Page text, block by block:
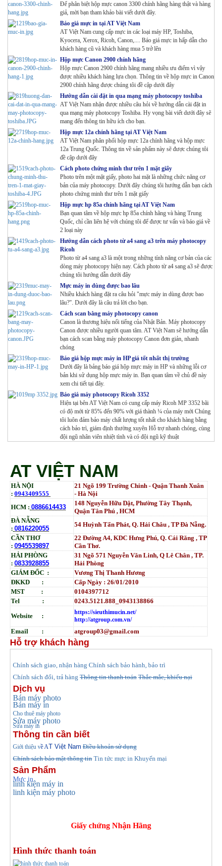
Để phân biệt hộp mực canon 3300 chính hãng hàng thật và hàng
giả, mời bạn tham khảo bài viết dưới đây.
Báo giá mực in tại AT Việt Nam
AT Việt Nam cung cấp mực in các loại máy HP, Toshiba,
Kyocera, Xerox, Ricoh, Canon,.... Báo giá mực in hấp dẫn cho
khách hàng cũ và khách hàng mua 5 trở lên
Hộp mực Canon 2900 chính hãng
Hộp mực Canon 2900 chính hãng mang nhiều ưu điểm vì vậy
được nhiều khách hàng lựa chọn. Thông tin về hộp mực in Canon
2900 chính hãng được chúng tôi đề cập dưới đây
Hướng dẫn cài đặt in qua mạng máy photocopy toshiba
AT Việt Nam nhận được nhiều câu hỏi về hướng dẫn cài đặt in
qua mạng máy photocopy Toshiba. Hy vọng bài viết dưới đây sẽ
mang đến thông tin hữu ích cho bạn.
Hộp mực 12a chính hãng tại AT Việt Nam
AT Việt Nam phân phối hộp mực 12a chính hãng và hộp mực
12a Trung Quốc. Thông tin về sản phẩm này sẽ được chúng tôi
đề cập dưới đây
Cách photo chứng minh thư trên 1 mặt giấy
Photo trên một mặt giấy, photo hai mặt là những chức năng cơ
bản của máy photocopy. Dưới đây chúng tôi hướng dẫn bạn cách
photo chứng minh thư trên 1 mặt giấy
Hộp mực hp 85a chính hãng tại AT Việt Nam
Bạn quan tâm về hộp mực hp 85a chính hãng và hàng Trung
Quốc, chỉ cần liên hệ với chúng tôi để được tư vấn và báo giá về
2 loại này
Hướng dẫn cách photo từ a4 sang a3 trên máy photocopy
Ricoh
Photo từ a4 sang a3 là một trong những tính năng cơ bản của các
dòng máy photocopy hiện nay. Cách photo từ a4 sang a3 sẽ được
chúng tôi hướng dẫn dưới đây
Mực máy in dùng được bao lâu
Nhiều khách hàng đặt ra câu hỏi "mực máy in dùng được bao
lâu?". Dưới đây là câu trả lời cho bạn.
Cách scan bằng máy photocopy canon
Canon là thương hiệu nổi tiếng của Nhật Bản. Máy photocopy
Canon được nhiều người quan tâm. AT Việt Nam sẽ hướng dẫn
bạn cách scan bằng máy photocopy Canon đơn giản, nhanh
chóng
Báo giá hộp mực máy in HP giá tốt nhất thị trường
Dưới đây là bảng báo giá hộp mực máy in HP và những lỗi cơ
bản khi sử dụng hộp mực máy in. Bạn quan tâm về chủ đề này
xem chi tiết tại đây.
Báo giá máy photocopy Ricoh 3352
Hiện tại bên AT Việt Nam có cung cấp máy Ricoh MP 3352 bãi
có độ mới từ 85% đến 90% với giá thành ¼ của máy mới Chúng
tôi luôn đảm bảo máy chất lượng tốt nhất cho khách hàng bằng
cách bảo trì, giám định thường xuyên Hỗ trợ nhanh chóng, cùng
đội ngũ nhân viên nhiệt tình và có đội ngũ kỹ thuật
AT VIỆT NAM
HÀ NỘI
: 0943409555
21 Ngõ 199 Trường Chinh - Quận Thanh Xuân
- Hà Nội
HCM : 0886614433
148 Nguyễn Hữu Dật, Phường Tây Thạnh,
Quận Tân Phú , HCM
ĐÀ NẴNG
: 0816220055
54 Huỳnh Tấn Phát, Q. Hải Châu , TP Đà Nẵng.
CẦN THƠ
: 0945539897
22 Đường A4, KDC Hưng Phú, Q. Cái Răng , TP
Cần Thơ.
HẢI PHÒNG
: 0833928855
31 Ngõ 571 Nguyễn Văn Linh, Q Lê Chân , TP.
Hải Phòng
GIÁM ĐỐC :
Vương Thị Thanh Hương
ĐKKD :
Cấp Ngày : 26/01/2010
MST :
0104397712
Tel :
0243.5121.888_0943138866
Website :
https://sieuthimucin.net/
http://atgroup.com.vn/
Email : atgroup03@gmail.com
Hỗ trợ khách hàng
Chính sách giao, nhận hàng Chính sách bảo hành, bảo trì
Chính sách đổi, trả hàng Thông tin thanh toán Thắc mắc, khiếu nại
Dịch vụ
Bán máy photo
Bán máy in
Cho thuê máy photo
Sửa máy photo
Sửa máy in
Thông tin cần biết
Giới thiệu về AT Việt Nam Điều khoản sử dụng
Chính sách bảo mật thông tin Tin tức mực in Khuyến mại
Sản Phẩm
Mực in
linh kiện máy in
linh kiện máy photo
Giấy chứng Nhận Hãng
Hình thức thanh toán